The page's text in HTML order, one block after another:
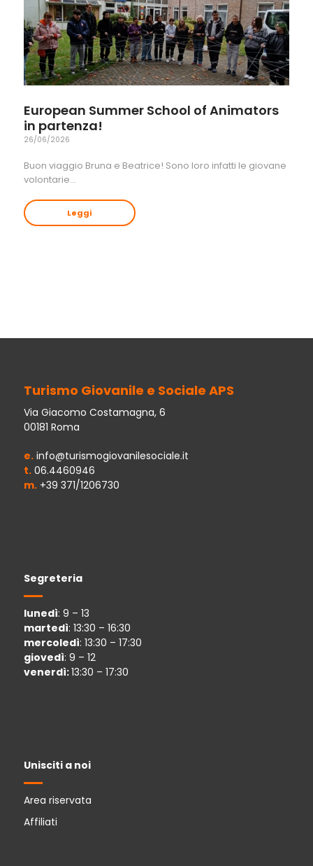
European Summer School of Animators
in partenza!
26/06/2026
Buon viaggio Bruna e Beatrice! Sono loro infatti le giovane
volontarie…
Leggi
Turismo Giovanile e Sociale APS
Via Giacomo Costamagna, 6
00181 Roma
e.info@turismogiovanilesociale.it
t.06.4460946
m.+39 371/1206730
Segreteria
lunedì: 9 – 13
martedì: 13:30 – 16:30
mercoledì: 13:30 – 17:30
giovedì: 9 – 12
venerdì:13:30 – 17:30
Unisciti a noi
Area riservata
Affiliati